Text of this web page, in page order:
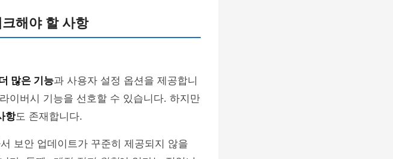
해야 할 사항
많은 기능과 사용자 설정 옵션을 제공합니
이버시 기능을 선호할 수 있습니다. 하지만
항도 존재합니다.
보안 업데이트가 꾸준히 제공되지 않을